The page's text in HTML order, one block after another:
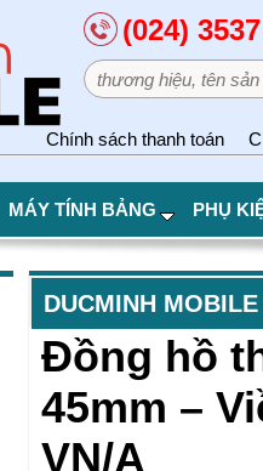
(024)
Chính sách thanh toán
MÁY TÍNH BẢNG PHỤ
DUCMINH MOBILE
Đồng hồ
45mm –
VN/A